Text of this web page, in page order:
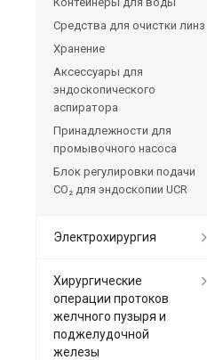
Средства для очистки линз
Хранение
Аксессуары для
эндоскопического
аспиратора
Принадлежности для
промывочного насоса
Блок регулировки подачи
CO₂ для эндоскопии UCR
Электрохирургия
Хирургические
операции протоков
желчного пузыря и
поджелудочной
железы